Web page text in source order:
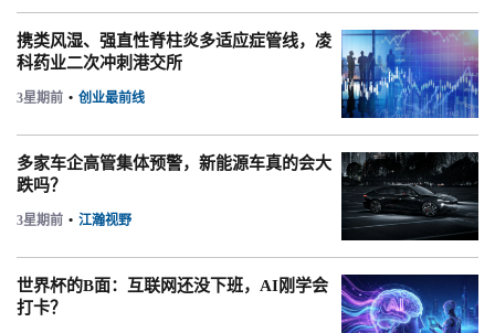
携类风湿、强直性脊柱炎多适应症管线，凌
科药业二次冲刺港交所
3星期前 • 创业最前线
多家车企高管集体预警，新能源车真的会大
跌吗？
3星期前 • 江瀚视野
世界杯的B面：互联网还没下班，AI刚学会
打卡？